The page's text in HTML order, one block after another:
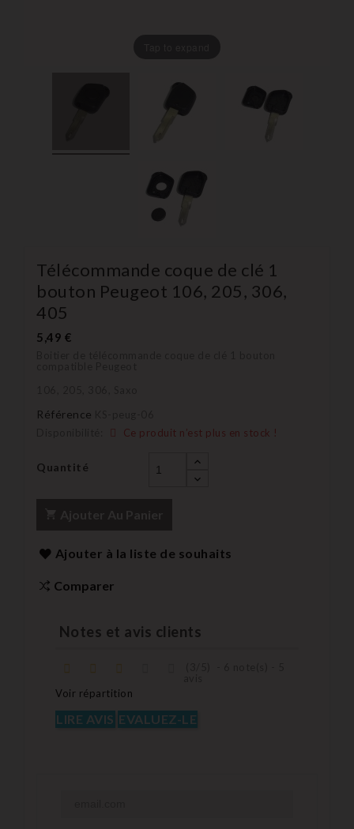
Télécommande coque de clé 1
bouton Peugeot 106, 205, 306,
405
5,49 €
Référence
Ce produit n’est plus en stock !
Quantité
Ajouter à la liste de souhaits
Comparer
Notes et avis clients
Voir répartition
LIRE AVIS EVALUEZ-LE